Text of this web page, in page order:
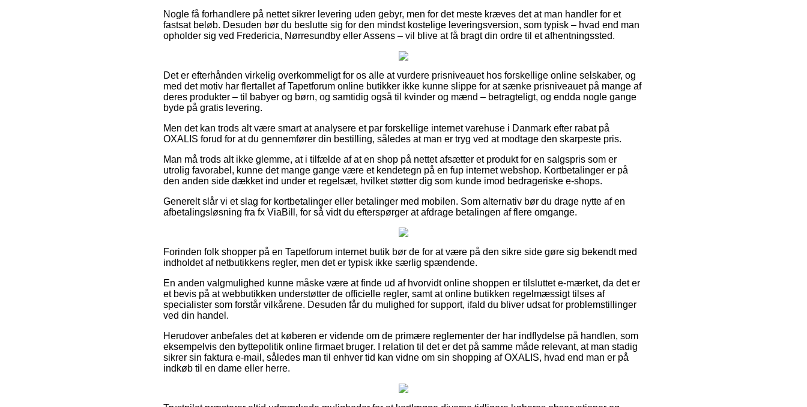
Nogle få forhandlere på nettet sikrer levering uden gebyr, men for det meste kræves det at man handler for et
fastsat beløb. Desuden bør du beslutte sig for den mindst kostelige leveringsversion, som typisk – hvad end man
opholder sig ved Fredericia, Nørresundby eller Assens – vil blive at få bragt din ordre til et afhentningssted.
Det er efterhånden virkelig overkommeligt for os alle at vurdere prisniveauet hos forskellige online selskaber, og
med det motiv har flertallet af Tapetforum online butikker ikke kunne slippe for at sænke prisniveauet på mange af
deres produkter – til babyer og børn, og samtidig også til kvinder og mænd – betragteligt, og endda nogle gange
byde på gratis levering.
Men det kan trods alt være smart at analysere et par forskellige internet varehuse i Danmark efter rabat på
OXALIS forud for at du gennemfører din bestilling, således at man er tryg ved at modtage den skarpeste pris.
Man må trods alt ikke glemme, at i tilfælde af at en shop på nettet afsætter et produkt for en salgspris som er
utrolig favorabel, kunne det mange gange være et kendetegn på en fup internet webshop. Kortbetalinger er på
den anden side dækket ind under et regelsæt, hvilket støtter dig som kunde imod bedrageriske e-shops.
Generelt slår vi et slag for kortbetalinger eller betalinger med mobilen. Som alternativ bør du drage nytte af en
afbetalingsløsning fra fx ViaBill, for så vidt du efterspørger at afdrage betalingen af flere omgange.
Forinden folk shopper på en Tapetforum internet butik bør de for at være på den sikre side gøre sig bekendt med
indholdet af netbutikkens regler, men det er typisk ikke særlig spændende.
En anden valgmulighed kunne måske være at finde ud af hvorvidt online shoppen er tilsluttet e-mærket, da det er
et bevis på at webbutikken understøtter de officielle regler, samt at online butikken regelmæssigt tilses af
specialister som forstår vilkårene. Desuden får du mulighed for support, ifald du bliver udsat for problemstillinger
ved din handel.
Herudover anbefales det at køberen er vidende om de primære reglementer der har indflydelse på handlen, som
eksempelvis den byttepolitik online firmaet bruger. I relation til det er det på samme måde relevant, at man stadig
sikrer sin faktura e-mail, således man til enhver tid kan vidne om sin shopping af OXALIS, hvad end man er på
indkøb til en dame eller herre.